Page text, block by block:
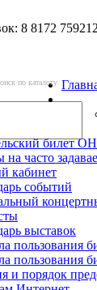
8 8172
по каталогу
билет
на часто
кабинет
событий
выставок
пользования
пользования
и порядок